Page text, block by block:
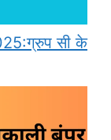
सी के